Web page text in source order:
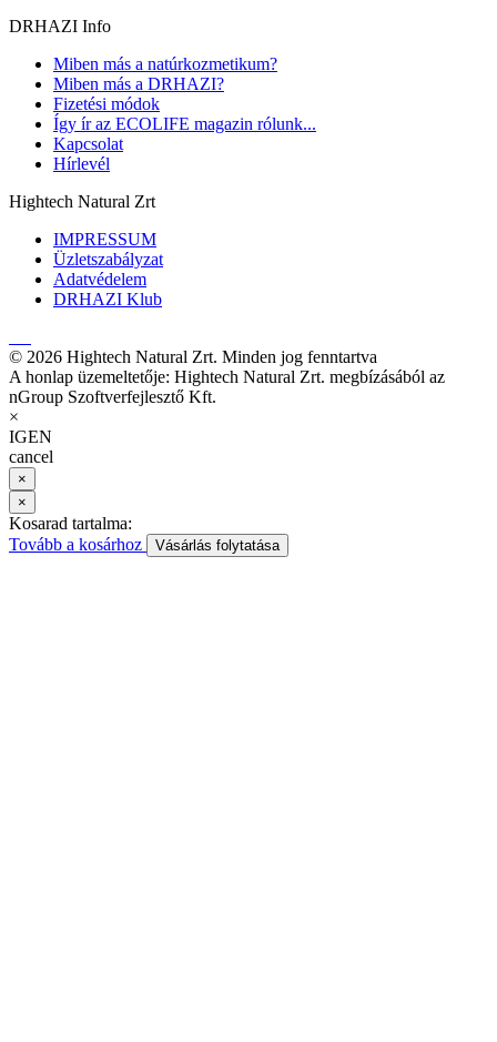
DRHAZI Info
Miben más a natúrkozmetikum?
Miben más a DRHAZI?
Fizetési módok
Így ír az ECOLIFE magazin rólunk...
Kapcsolat
Hírlevél
Hightech Natural Zrt
IMPRESSUM
Üzletszabályzat
Adatvédelem
DRHAZI Klub
© 2026 Hightech Natural Zrt. Minden jog fenntartva
A honlap üzemeltetője: Hightech Natural Zrt. megbízásából az
nGroup Szoftverfejlesztő Kft.
×
IGEN
cancel
×
×
Kosarad tartalma:
Tovább a kosárhoz
Vásárlás folytatása